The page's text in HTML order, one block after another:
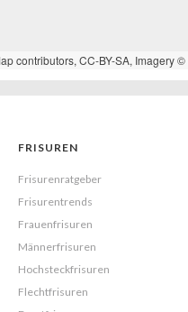
contributors, CC-BY-SA, Imagery ©
FRISUREN
Frisurenratgeber
Frisurentrends
Frauenfrisuren
Männerfrisuren
Hochsteckfrisuren
Flechtfrisuren